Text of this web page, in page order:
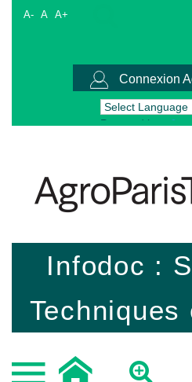
A- A A+
Connexion
Powered by
Infodoc :
Techniques